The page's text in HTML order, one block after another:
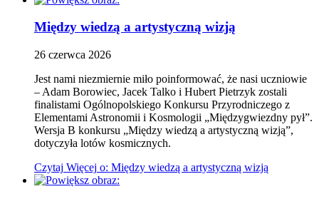
Między wiedzą a artystyczną wizją
26 czerwca 2026
Jest nami niezmiernie miło poinformować, że nasi uczniowie
– Adam Borowiec, Jacek Talko i Hubert Pietrzyk zostali
finalistami Ogólnopolskiego Konkursu Przyrodniczego z
Elementami Astronomii i Kosmologii „Międzygwiezdny pył”.
Wersja B konkursu „Między wiedzą a artystyczną wizją”,
dotyczyła lotów kosmicznych.
Czytaj Więcej o: Między wiedzą a artystyczną wizją